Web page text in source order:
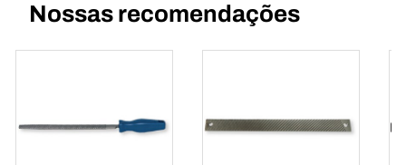
Nossas recomendações